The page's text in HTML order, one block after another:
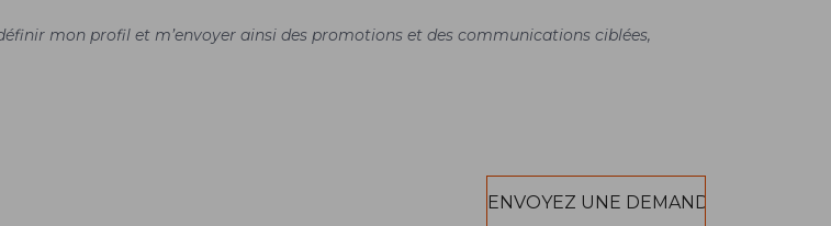
mon profil et m’envoyer ainsi des promotions et des communications ciblées,